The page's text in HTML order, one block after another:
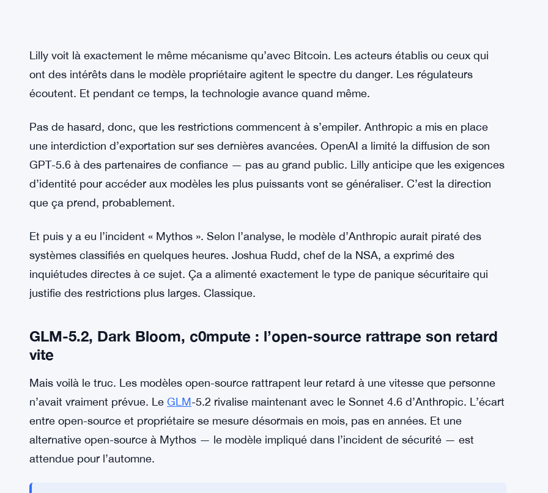
Lilly voit là exactement le même mécanisme qu’avec Bitcoin. Les acteurs établis ou ceux qui
ont des intérêts dans le modèle propriétaire agitent le spectre du danger. Les régulateurs
Pas de hasard, donc, que les restrictions commencent à s’empiler. Anthropic a mis en place
une interdiction d’exportation sur ses dernières avancées. OpenAI a limité la diffusion de son
GPT-5.6 à des partenaires de confiance — pas au grand public. Lilly anticipe que les exigences
que ça prend, probablement.
systèmes classifiés en quelques heures. Joshua Rudd, chef de la NSA, a exprimé des
inquiétudes directes à ce sujet. Ça a alimenté exactement le type de panique sécuritaire qui
justifie des restrictions plus larges. Classique.
GLM-5.2, Dark Bloom, c0mpute : l’open-source rattrape son retard
vite